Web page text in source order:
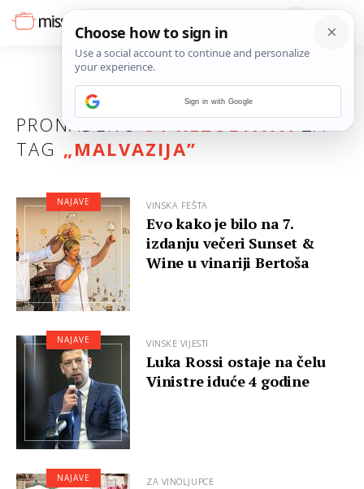
PRONAĐENO84 REZULTATAZA
TAG „MALVAZIJA”
VINSKA FEŠTA
Evo kako je bilo na 7.
izdanju večeri Sunset &
Wine u vinariji Bertoša
NAJAVE
VINSKE VIJESTI
Luka Rossi ostaje na čelu
Vinistre iduće 4 godine
NAJAVE
ZA VINOLJUPCE
NAJAVE
Sign in with Google